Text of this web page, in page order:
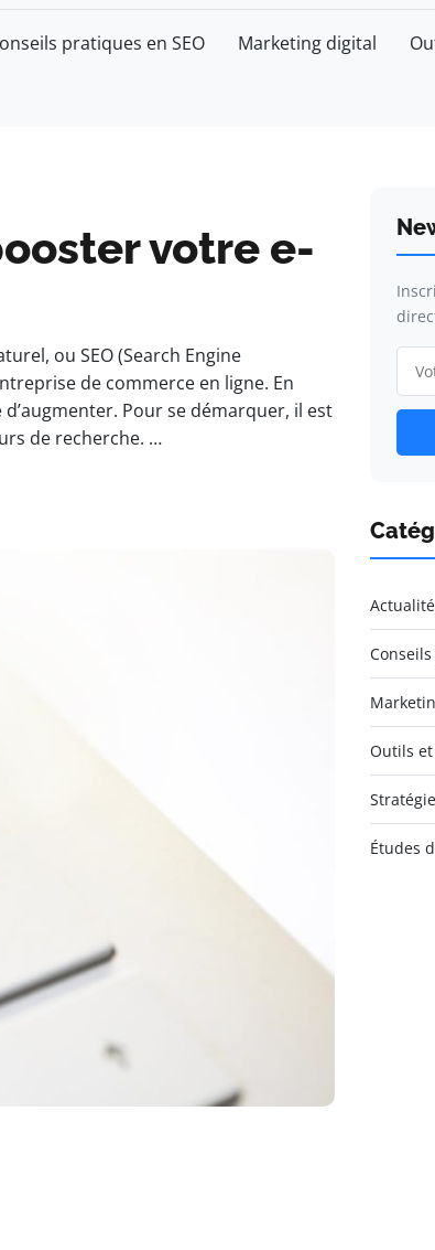
pratiques en SEO Marketing digital
votre e-
ou SEO (Search Engine
de commerce en ligne. En
Pour se démarquer, il est
de recherche. …
Outils et
Études